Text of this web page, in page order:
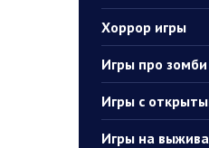
Хоррор игры
Игры про зомби
Игры с
Игры на